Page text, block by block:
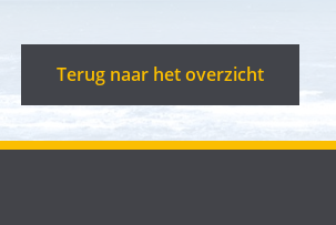
Terug naar het overzicht